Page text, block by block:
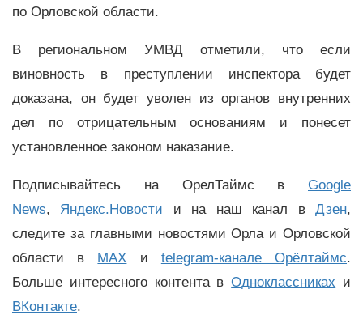
по Орловской области.
В региональном УМВД отметили, что если
виновность в преступлении инспектора будет
доказана, он будет уволен из органов внутренних
дел по отрицательным основаниям и понесет
установленное законом наказание.
Подписывайтесь на ОрелТаймс в Google
News, Яндекс.Новости и на наш канал вДзен,
следите за главными новостями Орла и Орловской
области в MAX и telegram-канале Орёлтаймс.
Больше интересного контента вОдноклассниках и
ВКонтакте.